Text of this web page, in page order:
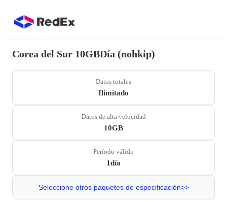
Corea del Sur 10GBDía (nohkip)
Datos totales
Ilimitado
Datos de alta velocidad
10GB
Período válido
1día
Seleccione otros paquetes de especificación>>